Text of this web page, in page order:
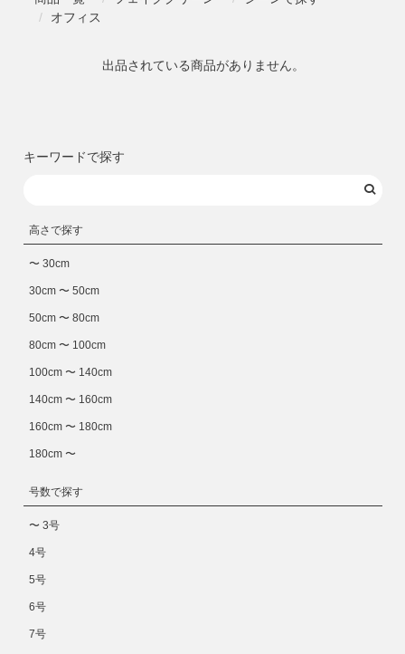
オフィス
出品されている商品がありません。
キーワードで探す
高さで探す
〜 30cm
30cm 〜 50cm
50cm 〜 80cm
80cm 〜 100cm
100cm 〜 140cm
140cm 〜 160cm
160cm 〜 180cm
180cm 〜
号数で探す
〜 3号
4号
5号
6号
7号